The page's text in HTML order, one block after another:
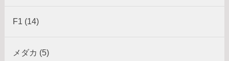
F1 (14)
メダカ (5)